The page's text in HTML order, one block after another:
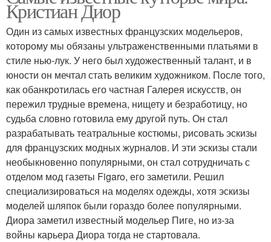
Кристиан Диор
Один из самых известных французских модельеров,
которому мы обязаны ультраженственными платьями в
стиле нью-лук. У него был художественный талант, и в
юности он мечтал стать великим художником. После того,
как обанкротилась его частная Галерея искусств, он
пережил трудные времена, нищету и безработицу, но
судьба словно готовила ему другой путь. Он стал
разрабатывать театральные костюмы, рисовать эскизы
для французских модных журналов. И эти эскизы стали
необыкновенно популярными, он стал сотрудничать с
отделом мод газеты Figaro, его заметили. Решил
специализироваться на моделях одежды, хотя эскизы
моделей шляпок были гораздо более популярными.
Диора заметил известный модельер Пиге, но из-за
войны карьера Диора тогда не стартовала.